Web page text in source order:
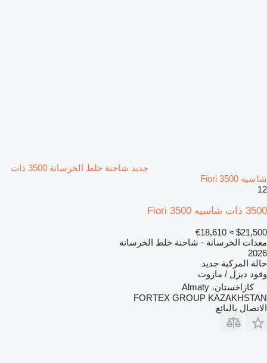
جديد شاحنة خلط الخرسانة 3500 ذات
شاسيه Fiori 3500
12
3500 ذات شاسيه Fiori 3500
$21,500
≈ €18,610
معدات الخرسانة - شاحنة خلط الخرسانة
2026
حالة المركبة جديد
وقود ديزل / مازوت
كازاخستان، Almaty
FORTEX GROUP KAZAKHSTAN
الاتصال بالبائع